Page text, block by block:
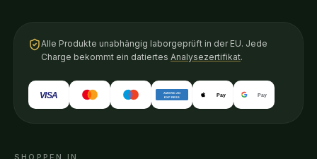
Alle Produkte unabhängig laborgeprüft in der EU. Jede
Charge bekommt ein datiertes Analysezertifikat.
VISA AMERICAN
EXPRESS Pay Pay
SHOPPEN IN